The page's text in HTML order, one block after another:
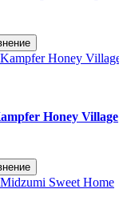
Honey Village